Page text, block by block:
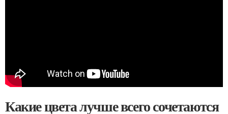
Какие цвета лучше всего сочетаются